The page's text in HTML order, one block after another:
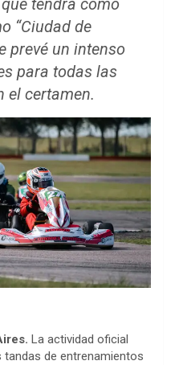
tendrá como
“Ciudad de
prevé un intenso
para todas las
el certamen.
La actividad oficial
de entrenamientos